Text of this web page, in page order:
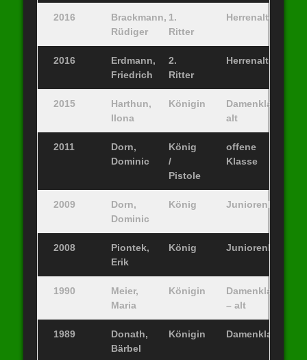
2016
Brackmann,
Rüdiger
1.
Ritter
2016
Erdmann,
Friedrich
2.
Ritter
2015
Harthun,
Ilona
Königin
Damenklasse
alt
2011
Dorn,
Dominic
König
/
Pistole
offene
Klasse
2009
Dorn,
Dominic
König Juniorenklasse
2008
Piontek,
Erik
König Juniorenklasse
1990
Meier,
Maria
Königin
Damenklasse
– alt
1989
Donath,
Bärbel
Königin Damenklasse